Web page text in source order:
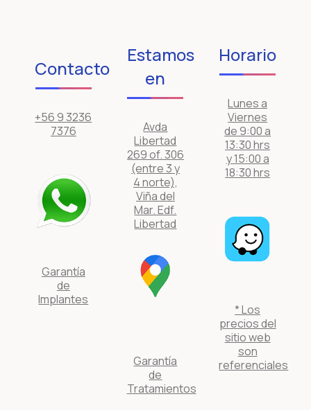
Contacto
+56 9 3236
7376
Garantía
de
Implantes
Estamos
en
Avda
Libertad
269 of. 306
(entre 3 y
4 norte),
Viña del
Mar. Edf.
Libertad
Garantía
de
Tratamientos
Horario
Lunes a
Viernes
de 9:00 a
13:30 hrs
y 15:00 a
18:30 hrs
* Los
precios del
sitio web
son
referenciales